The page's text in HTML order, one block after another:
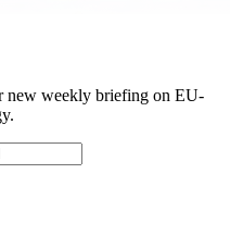
new weekly briefing on EU-